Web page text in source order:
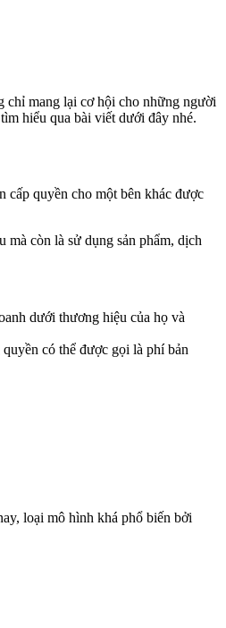
chỉ mang lại cơ hội cho những người
hiểu qua bài viết dưới đây nhé.
cấp quyền cho một bên khác được
còn là sử dụng sản phẩm, dịch
dưới thương hiệu của họ và
có thể được gọi là phí bản
loại mô hình khá phổ biến bởi